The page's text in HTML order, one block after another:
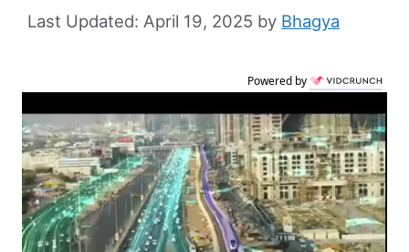
April 19, 2025 by Bhagya
Powered by